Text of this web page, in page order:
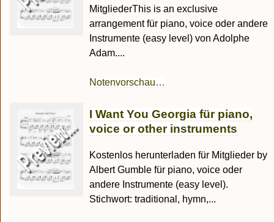
MitgliederThis is an exclusive
arrangement für piano, voice oder andere
Instrumente (easy level) von Adolphe
Adam....
Notenvorschau…
I Want You Georgia für piano,
voice or other instruments
Kostenlos herunterladen für Mitglieder by
Albert Gumble für piano, voice oder
andere Instrumente (easy level).
Stichwort: traditional, hymn,...